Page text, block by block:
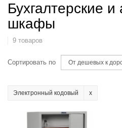
Бухгалтерские
шкафы
9 товаров
Сортировать по
Электронный кодовый